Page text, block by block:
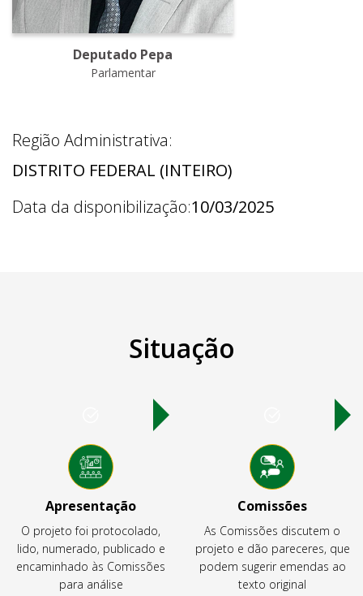
Deputado Pepa
Parlamentar
Região Administrativa:
DISTRITO FEDERAL (INTEIRO)
Data da disponibilização:10/03/2025
Situação
Apresentação
O projeto foi protocolado,
lido, numerado, publicado e
encaminhado às Comissões
para análise
Comissões
As Comissões discutem o
projeto e dão pareceres, que
podem sugerir emendas ao
texto original